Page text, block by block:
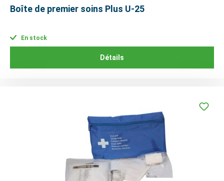
Boîte de premier soins Plus U-25
En stock
Détails